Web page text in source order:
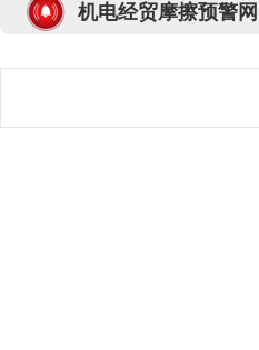
机电经贸摩擦预警网